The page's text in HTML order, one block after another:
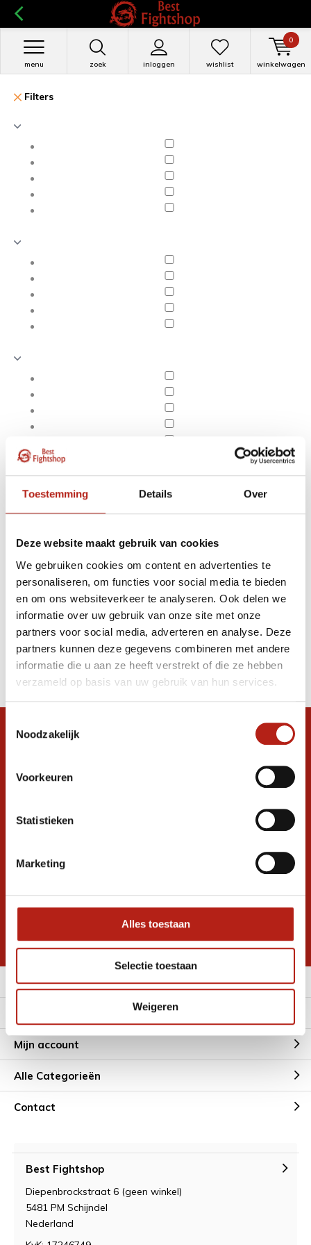
Toestemming Details Over
Deze website maakt gebruik van cookies
We gebruiken cookies om content en advertenties te
personaliseren, om functies voor social media te bieden
en om ons websiteverkeer te analyseren. Ook delen we
informatie over uw gebruik van onze site met onze
partners voor social media, adverteren en analyse. Deze
partners kunnen deze gegevens combineren met andere
informatie die u aan ze heeft verstrekt of die ze hebben
verzameld op basis van uw gebruik van hun services.
Noodzakelijk
Voorkeuren
Statistieken
Marketing
Alles toestaan
Selectie toestaan
Weigeren
zoek inloggen
menu wishlist winkelwagen
0
Filters
Apply filters
Producten getagd met
taekwondo band kopen
Producten
Filter
Sorteren op
Snel antwoord op je vraag?
graag verder. 24/7
Ontvang de nieuwste aanbiedingen en
Inschrijven voor
* Lees hier de wettelijke beperkingen
Meer informatie
Mijn account
Alle Categorieën
Contact
Best Fightshop
Diepenbrockstraat 6 (geen winkel)
5481 PM Schijndel
Nederland